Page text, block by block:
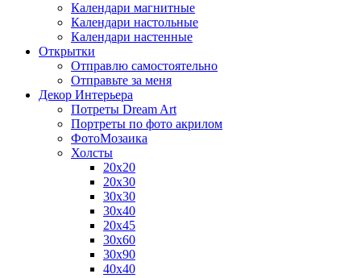
Календари магнитные
Календари настольные
Календари настенные
Открытки
Отправлю самостоятельно
Отправьте за меня
Декор Интерьера
Потреты Dream Art
Портреты по фото акрилом
ФотоМозаика
Холсты
20х20
20х30
30х30
30х40
20х45
30х60
30х90
40х40